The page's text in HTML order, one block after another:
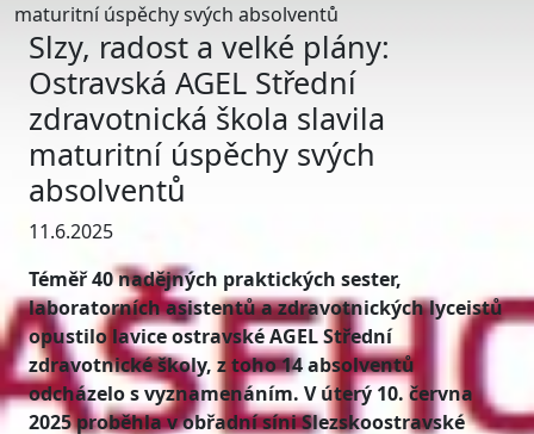
maturitní úspěchy svých absolventů
Slzy, radost a velké plány:
Ostravská AGEL Střední
zdravotnická škola slavila
maturitní úspěchy svých
absolventů
11.6.2025
Téměř 40 nadějných praktických sester,
laboratorních asistentů a zdravotnických lyceistů
opustilo lavice ostravské AGEL Střední
zdravotnické školy, z toho 14 absolventů
odcházelo s vyznamenáním. V úterý 10. června
2025 proběhla v obřadní síni Slezskoostravské